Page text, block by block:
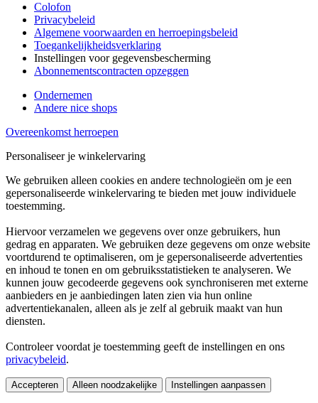
Colofon
Privacybeleid
Algemene voorwaarden en herroepingsbeleid
Toegankelijkheidsverklaring
Instellingen voor gegevensbescherming
Abonnementscontracten opzeggen
Ondernemen
Andere nice shops
Overeenkomst herroepen
Personaliseer je winkelervaring
We gebruiken alleen cookies en andere technologieën om je een
gepersonaliseerde winkelervaring te bieden met jouw individuele
toestemming.
Hiervoor verzamelen we gegevens over onze gebruikers, hun
gedrag en apparaten. We gebruiken deze gegevens om onze website
voortdurend te optimaliseren, om je gepersonaliseerde advertenties
en inhoud te tonen en om gebruiksstatistieken te analyseren. We
kunnen jouw gecodeerde gegevens ook synchroniseren met externe
aanbieders en je aanbiedingen laten zien via hun online
advertentiekanalen, alleen als je zelf al gebruik maakt van hun
diensten.
Controleer voordat je toestemming geeft de instellingen en ons
privacybeleid.
Accepteren Alleen noodzakelijke Instellingen aanpassen